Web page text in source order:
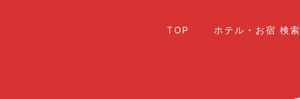
TOP ホテル・お宿 検索